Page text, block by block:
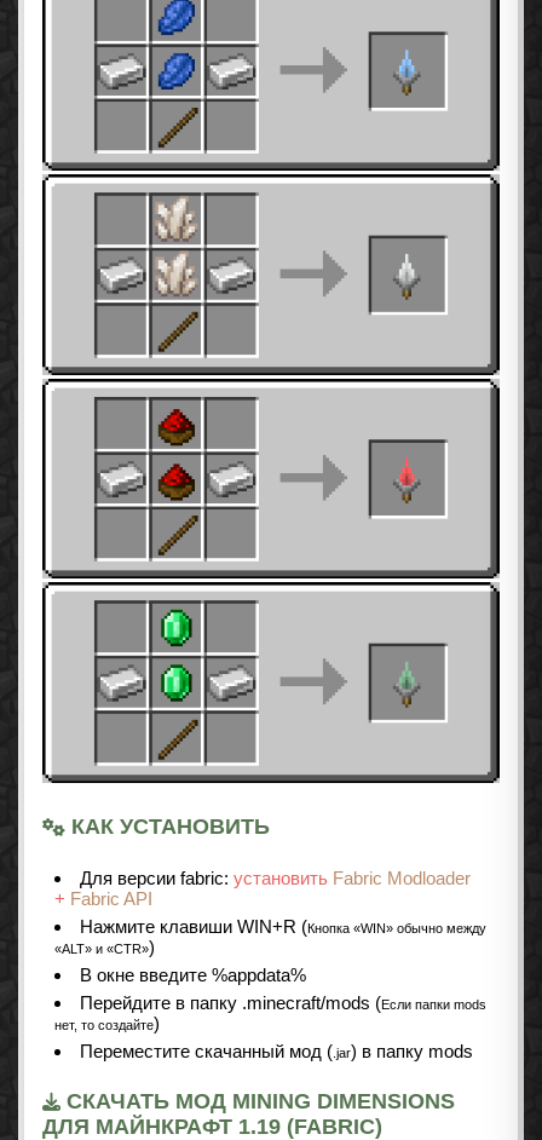
КАК УСТАНОВИТЬ
Для версии fabric: установить Fabric Modloader
+ Fabric API
Нажмите клавиши WIN+R (Кнопка «WIN» обычно между
«ALT» и «CTR»)
В окне введите %appdata%
Перейдите в папку .minecraft/mods (Если папки mods
нет, то создайте)
Переместите скачанный мод ( .jar) в папку mods
СКАЧАТЬ МОД MINING DIMENSIONS
ДЛЯ МАЙНКРАФТ 1.19 (FABRIC)